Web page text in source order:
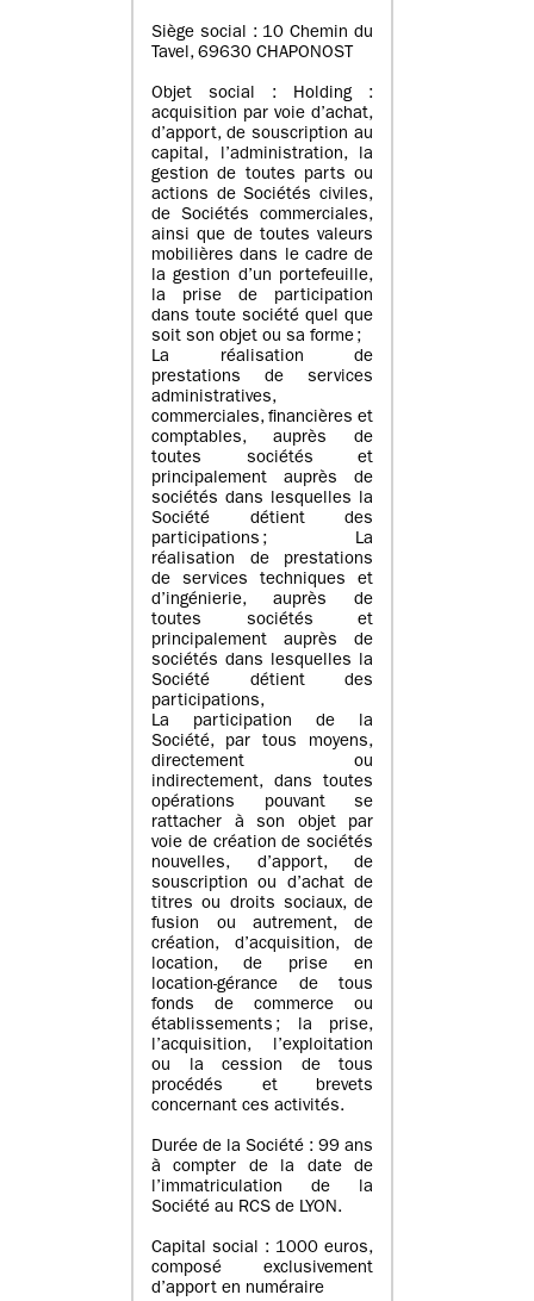
Siège social : 10 Chemin du
Tavel, 69630 CHAPONOST
Objet social : Holding :
acquisition par voie d’achat,
d’apport, de souscription au
capital, l’administration, la
gestion de toutes parts ou
actions de Sociétés civiles,
de Sociétés commerciales,
ainsi que de toutes valeurs
mobilières dans le cadre de
la gestion d’un portefeuille,
la prise de participation
dans toute société quel que
soit son objet ou sa forme ;
La réalisation de
prestations de services
administratives,
commerciales, financières et
comptables, auprès de
toutes sociétés et
principalement auprès de
sociétés dans lesquelles la
Société détient des
participations ; La
réalisation de prestations
de services techniques et
d’ingénierie, auprès de
toutes sociétés et
principalement auprès de
sociétés dans lesquelles la
Société détient des
participations,
La participation de la
Société, par tous moyens,
directement ou
indirectement, dans toutes
opérations pouvant se
rattacher à son objet par
voie de création de sociétés
nouvelles, d’apport, de
souscription ou d’achat de
titres ou droits sociaux, de
fusion ou autrement, de
création, d’acquisition, de
location, de prise en
location-gérance de tous
fonds de commerce ou
établissements ; la prise,
l’acquisition, l’exploitation
ou la cession de tous
procédés et brevets
concernant ces activités.
Durée de la Société : 99 ans
à compter de la date de
l’immatriculation de la
Société au RCS de LYON.
Capital social : 1000 euros,
composé exclusivement
d’apport en numéraire